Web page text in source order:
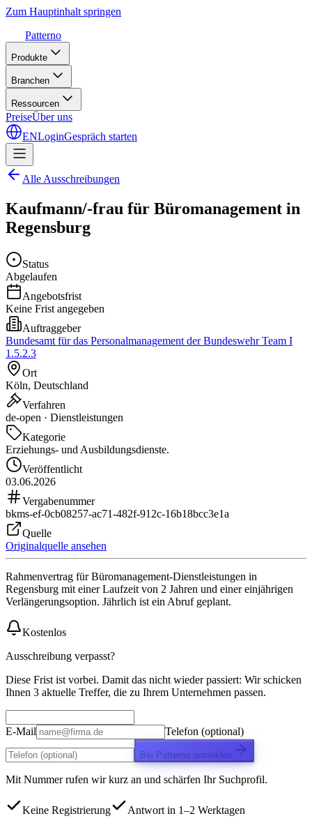
Zum Hauptinhalt springen
Patterno
Produkte
Branchen
Ressourcen
PreiseÜber uns
ENLoginGespräch starten
Alle Ausschreibungen
Kaufmann/-frau für Büromanagement in
Regensburg
Status
Abgelaufen
Angebotsfrist
Keine Frist angegeben
Auftraggeber
Bundesamt für das Personalmanagement der Bundeswehr Team I
1.5.2.3
Ort
Köln, Deutschland
Verfahren
de-open · Dienstleistungen
Kategorie
Erziehungs- und Ausbildungsdienste.
Veröffentlicht
03.06.2026
Vergabenummer
bkms-ef-0cb08257-ac71-482f-912c-16b18bcc3e1a
Quelle
Originalquelle ansehen
Rahmenvertrag für Büromanagement-Dienstleistungen in
Regensburg mit einer Laufzeit von 2 Jahren und einer einjährigen
Verlängerungsoption. Jährlich ist ein Abruf geplant.
Kostenlos
Ausschreibung verpasst?
Diese Frist ist vorbei. Damit das nicht wieder passiert: Wir schicken
Ihnen 3 aktuelle Treffer, die zu Ihrem Unternehmen passen.
E-Mail Telefon (optional)
Bei Patterno anmelden
Mit Nummer rufen wir kurz an und schärfen Ihr Suchprofil.
Keine Registrierung
Antwort in 1–2 Werktagen